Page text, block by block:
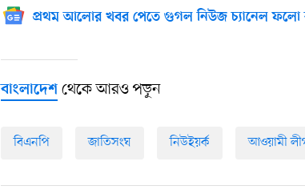
প্রথম আলোর খবর পেতে গুগল নিউজ চ্যানেল
বাংলাদেশ থেকে আরও পড়ুন
বিএনপি জাতিসংঘ নিউইয়র্ক আওয়ামী